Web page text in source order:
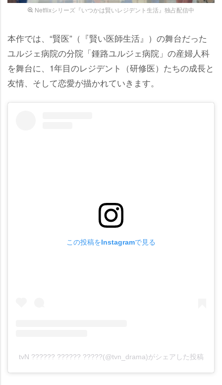
Netflixシリーズ『いつかは賢いレジデント生活』独占配信中
本作では、“賢医”（『賢い医師生活』）の舞台だった
ユルジェ病院の分院「鍾路ユルジェ病院」の産婦人科
を舞台に、1年目のレジデント（研修医）たちの成長と
友情、そして恋愛が描かれていきます。
この投稿をInstagramで見る
tvN ?????? ?????? ?????(@tvn_drama)がシェアした投稿